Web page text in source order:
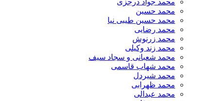
محمد جواد درجزی
محمد حسین
محمد حسین طیبی نیا
محمد رضایی
محمد زرنوش
محمد زند وکیلی
محمد شعبانی و سجاد سیف
محمد شهاب قاسمی
​محمد شیردل
محمد ظهرابی
محمد عبدالی